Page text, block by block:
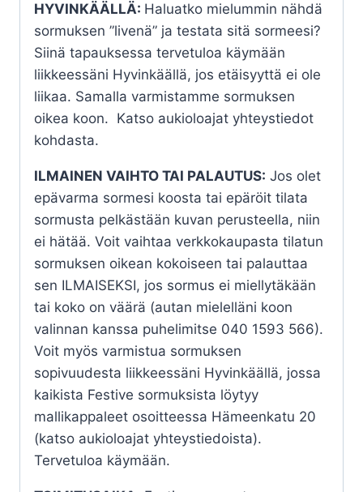
HYVINKÄÄLLÄ: Haluatko mielummin nähdä
sormuksen ”livenä” ja testata sitä sormeesi?
Siinä tapauksessa tervetuloa käymään
liikkeessäni Hyvinkäällä, jos etäisyyttä ei ole
liikaa. Samalla varmistamme sormuksen
oikea koon. Katso aukioloajat yhteystiedot
kohdasta.
ILMAINEN VAIHTO TAI PALAUTUS: Jos olet
epävarma sormesi koosta tai epäröit tilata
sormusta pelkästään kuvan perusteella, niin
ei hätää. Voit vaihtaa verkkokaupasta tilatun
sormuksen oikean kokoiseen tai palauttaa
sen ILMAISEKSI, jos sormus ei miellytäkään
tai koko on väärä (autan mielelläni koon
valinnan kanssa puhelimitse 040 1593 566).
Voit myös varmistua sormuksen
sopivuudesta liikkeessäni Hyvinkäällä, jossa
kaikista Festive sormuksista löytyy
mallikappaleet osoitteessa Hämeenkatu 20
(katso aukioloajat yhteystiedoista).
Tervetuloa käymään.